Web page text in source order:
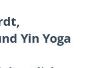
Yin Yoga